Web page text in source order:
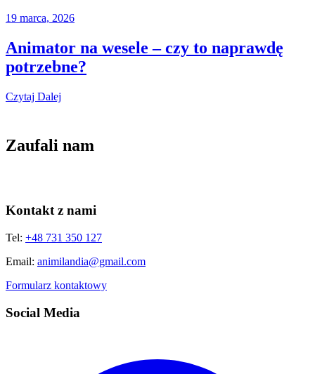
19 marca, 2026
Animator na wesele – czy to naprawdę
potrzebne?
Czytaj Dalej
Zaufali nam
Kontakt z nami
Tel: +48 731 350 127
Email: animilandia@gmail.com
Formularz kontaktowy
Social Media